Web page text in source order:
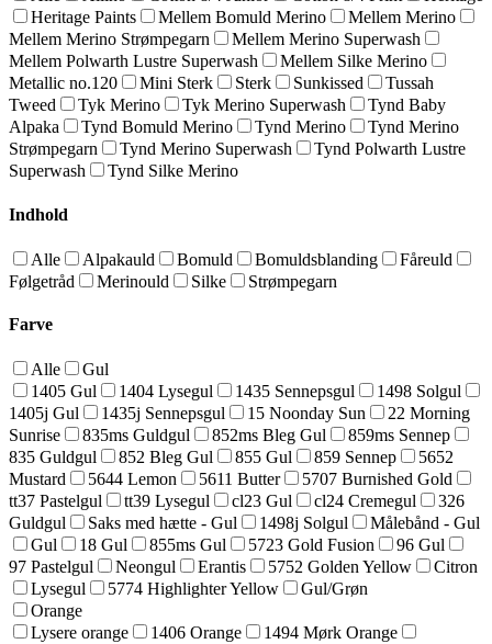
Heritage Paints
Mellem Bomuld Merino
Mellem Merino
Mellem Merino Strømpegarn
Mellem Merino Superwash
Mellem Polwarth Lustre Superwash
Mellem Silke Merino
Metallic no.120
Mini Sterk Sterk Sunkissed
Tussah
Tweed
Tyk Merino Tyk Merino Superwash
Tynd Baby
Alpaka
Tynd Bomuld Merino Tynd Merino
Tynd Merino
Strømpegarn
Tynd Merino Superwash
Tynd Polwarth Lustre
Superwash
Tynd Silke Merino
Indhold
Alle Alpakauld Bomuld Bomuldsblanding
Fåreuld
Følgetråd
Merinould Silke Strømpegarn
Farve
Alle
Gul
1405 Gul
1404 Lysegul 1435 Sennepsgul
1498 Solgul
1405j Gul
1435j Sennepsgul 15 Noonday Sun
22 Morning
Sunrise
835ms Guldgul 852ms Bleg Gul
859ms Sennep
835 Guldgul
852 Bleg Gul 855 Gul 859 Sennep
5652
Mustard
5644 Lemon 5611 Butter
5707 Burnished Gold
tt37 Pastelgul
tt39 Lysegul cl23 Gul cl24 Cremegul
326
Guldgul
Saks med hætte - Gul 1498j Solgul
Målebånd - Gul
Gul
18 Gul 855ms Gul 5723 Gold Fusion
96 Gul
97 Pastelgul
Neongul Erantis 5752 Golden Yellow
Citron
Lysegul
5774 Highlighter Yellow
Gul/Grøn
Orange
Lysere orange
1406 Orange
1494 Mørk Orange